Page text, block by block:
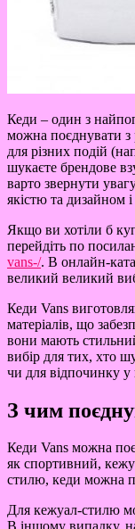
Кеди – один з
можна поєднувати з
для різних подій
шукаєте брендове
варто звернути
якістю та дизайном
Якщо ви хотіли б
перейдіть по
vans-/. В онлайн-
великий великий
Кеди Vans
матеріалів, що
вони мають
вибір для тих, хто
чи для відпочинку у
З чим
Кеди Vans можна
як спортивний,
стилю, кеди можна
Для кежуал-стилю